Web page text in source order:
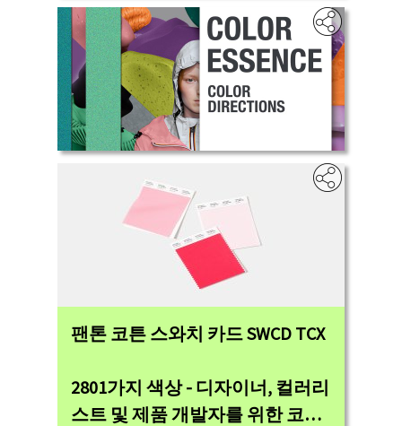
팬톤 코튼 스와치 카드 SWCD TCX
2801가지 색상 - 디자이너, 컬러리
스트 및 제품 개발자를 위한 코튼